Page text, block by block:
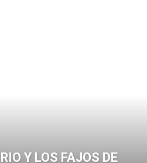
Y LOS FAJOS DE